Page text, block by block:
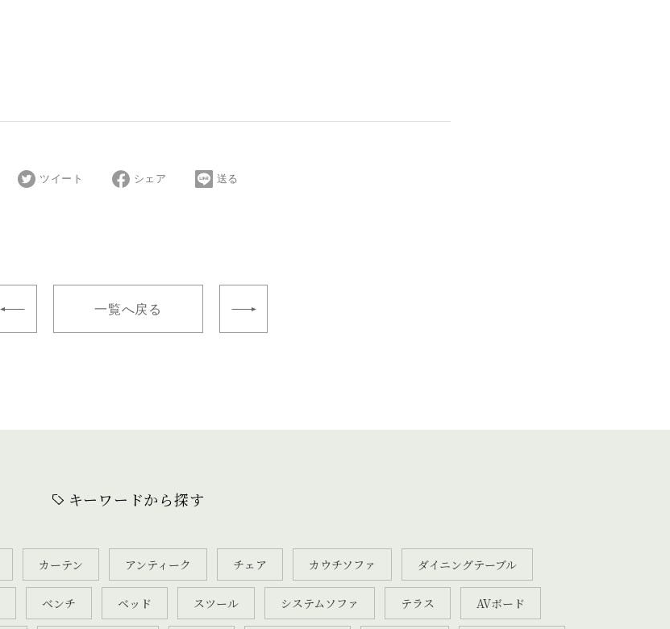
ツイート シェア 送る
一覧へ戻る
キーワードから探す
カーテン アンティーク チェア カウチソファ ダイニングテーブル
ベンチ ベッド スツール システムソファ テラス AVボード